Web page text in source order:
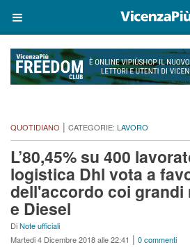
QUOTIDIANO | CATEGORIE: LAVORO
L’80,45% su 400
logistica Dhl vota a
dell'accordo coi grandi
e Diesel
DiNote ufficiali
Martedi 4 Dicembre 2018 alle 22:41 | 0 commenti